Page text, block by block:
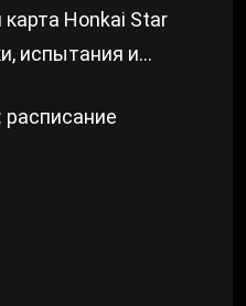
Honkai Star
испытания и
расписание